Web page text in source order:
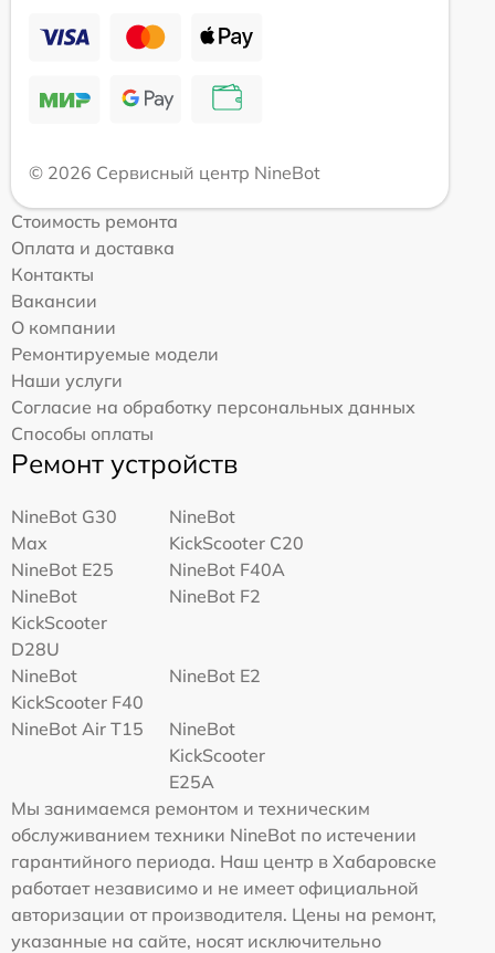
© 2026 Сервисный центр NineBot
Стоимость ремонта
Оплата и доставка
Контакты
Вакансии
О компании
Ремонтируемые модели
Наши услуги
Согласие на обработку персональных данных
Способы оплаты
Ремонт устройств
NineBot G30
Max
NineBot
KickScooter C20
NineBot E25
NineBot F40A
NineBot
KickScooter
D28U
NineBot F2
NineBot
KickScooter F40
NineBot E2
NineBot Air T15
NineBot
KickScooter
E25A
Мы занимаемся ремонтом и техническим
обслуживанием техники NineBot по истечении
гарантийного периода. Наш центр в Хабаровске
работает независимо и не имеет официальной
авторизации от производителя. Цены на ремонт,
указанные на сайте, носят исключительно